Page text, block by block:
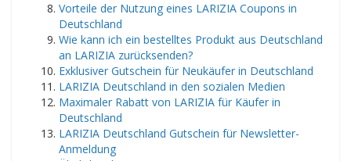
Vorteile der Nutzung eines LARIZIA Coupons in
Deutschland
Wie kann ich ein bestelltes Produkt aus Deutschland
an LARIZIA zurücksenden?
Exklusiver Gutschein für Neukäufer in Deutschland
LARIZIA Deutschland in den sozialen Medien
Maximaler Rabatt von LARIZIA für Käufer in
Deutschland
LARIZIA Deutschland Gutschein für Newsletter-
Anmeldung